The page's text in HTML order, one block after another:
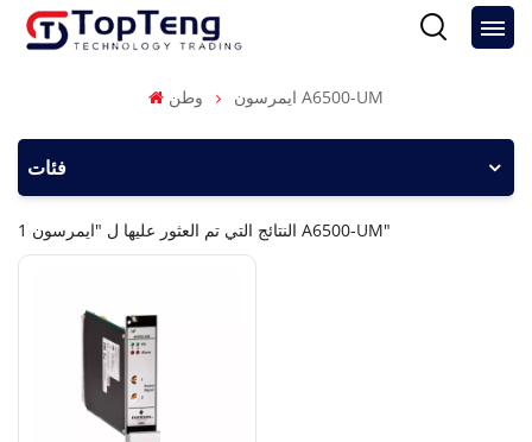
وطن ايمرسون A6500-UM
فئات
1 النتائج التي تم العثور عليها ل "ايمرسون A6500-UM"